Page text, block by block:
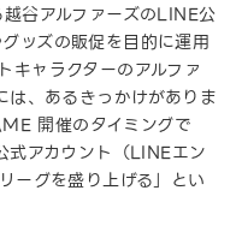
谷アルファーズのLINE公
ッズの販促を目的に運用
キャラクターのアルファ
、あるきっかけがありま
開催のタイミングで
式アカウント（LINEエン
ーグを盛り上げる」とい